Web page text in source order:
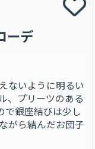
ーデ
ないように明るい
、プリーツのある
で銀座結びは少し
がら結んだお団子